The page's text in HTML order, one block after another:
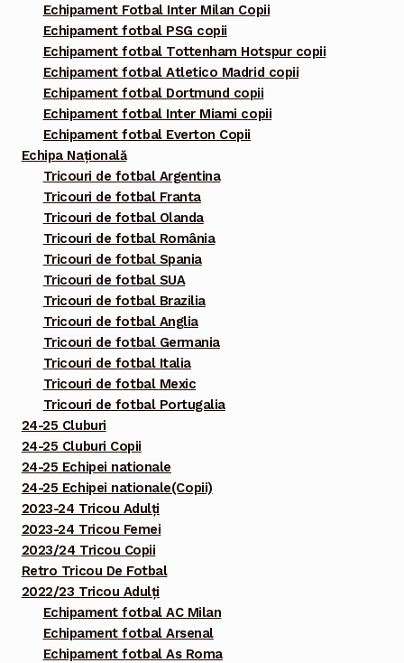
Echipament Fotbal Inter Milan Copii
Echipament fotbal PSG copii
Echipament fotbal Tottenham Hotspur copii
Echipament fotbal Atletico Madrid copii
Echipament fotbal Dortmund copii
Echipament fotbal Inter Miami copii
Echipament fotbal Everton Copii
Echipa Națională
Tricouri de fotbal Argentina
Tricouri de fotbal Franta
Tricouri de fotbal Olanda
Tricouri de fotbal România
Tricouri de fotbal Spania
Tricouri de fotbal SUA
Tricouri de fotbal Brazilia
Tricouri de fotbal Anglia
Tricouri de fotbal Germania
Tricouri de fotbal Italia
Tricouri de fotbal Mexic
Tricouri de fotbal Portugalia
24-25 Cluburi
24-25 Cluburi Copii
24-25 Echipei nationale
24-25 Echipei nationale(Copii)
2023-24 Tricou Adulți
2023-24 Tricou Femei
2023/24 Tricou Copii
Retro Tricou De Fotbal
2022/23 Tricou Adulți
Echipament fotbal AC Milan
Echipament fotbal Arsenal
Echipament fotbal As Roma